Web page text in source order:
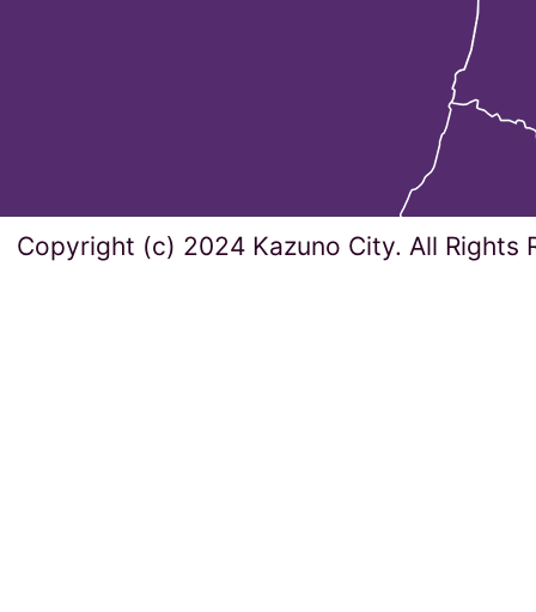
Copyright (c) 2024 Kazuno City. All Rights